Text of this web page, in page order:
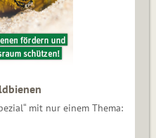
mit nur einem Thema: